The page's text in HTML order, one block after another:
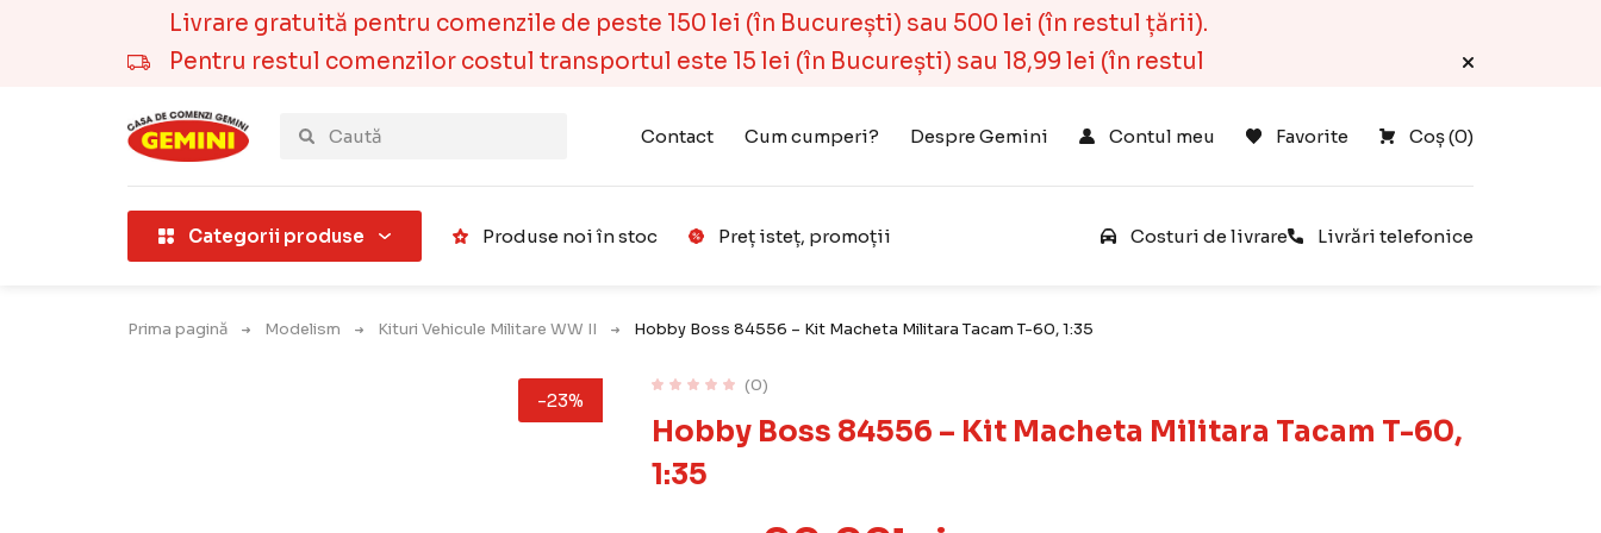
Livrare gratuită pentru comenzile de peste 150 lei (în București) sau 500 lei (în restul țării).
Pentru restul comenzilor costul transportul este 15 lei (în București) sau 18,99 lei (în restul
Contact Cum cumperi? Despre Gemini Contul meu Coș (0)
Favorite
Categorii produse Produse noi în stoc Preț isteț, promoții Costuri de livrare Livrări telefonice
Prima pagină Modelism Kituri Vehicule Militare WW II Hobby Boss 84556 – Kit Macheta Militara Tacam T-60, 1:35
-23%
(0)
Hobby Boss 84556 – Kit Macheta Militara Tacam T-60,
1:35